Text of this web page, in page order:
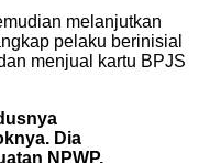
melanjutkan
pelaku berinisial
menjual kartu BPJS
Dia
NPWP,